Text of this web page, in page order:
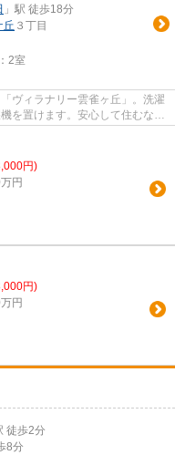
」駅 徒歩18分
丘 ３丁目
2室
ヴィラナリー雲雀ヶ丘」。洗濯
を置けます。安心して住むな
円)
円
円)
円
徒歩2分
8分